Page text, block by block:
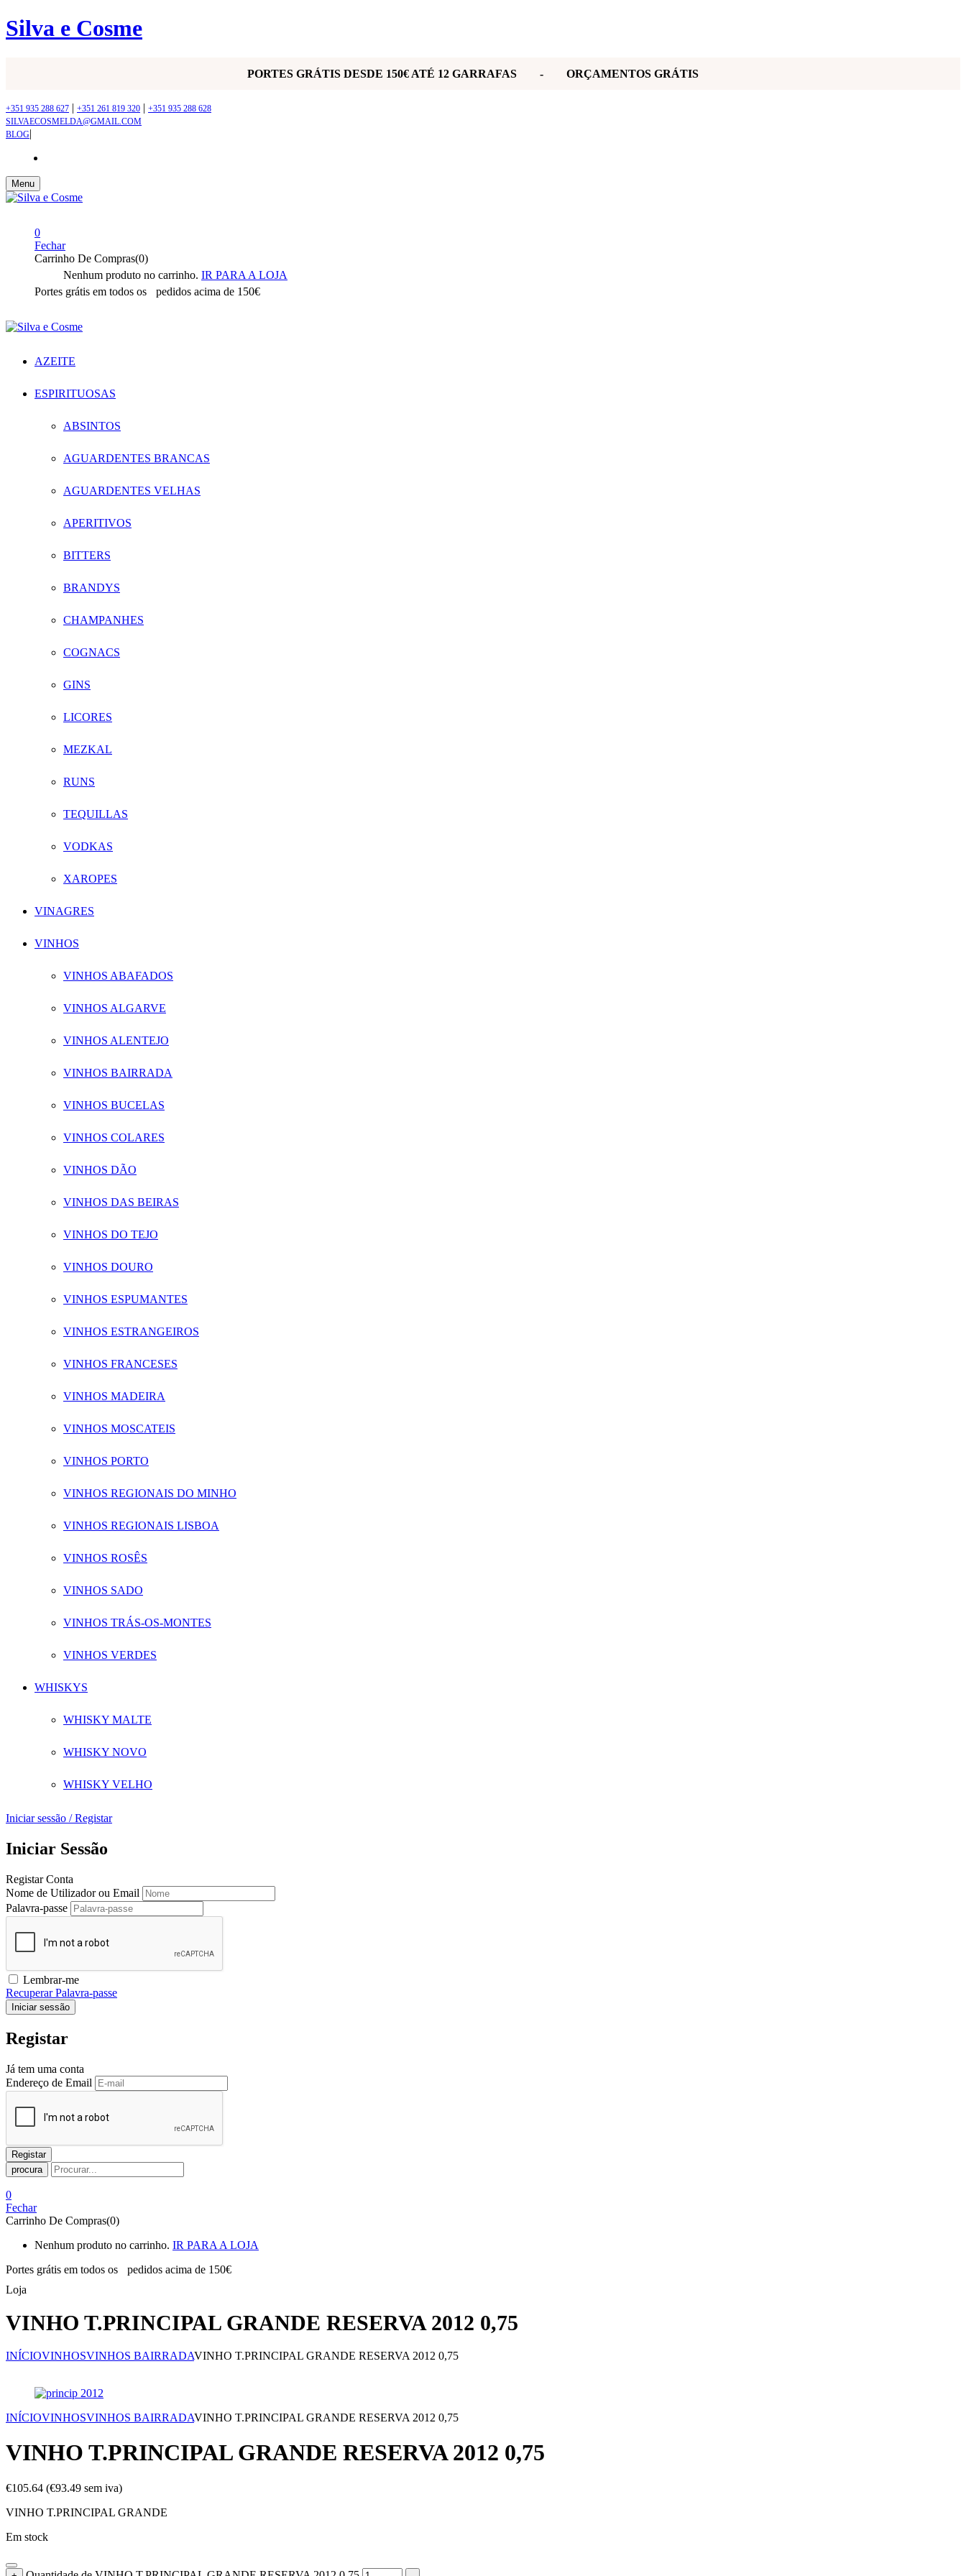
Silva e Cosme
PORTES GRÁTIS DESDE 150€ ATÉ 12 GARRAFAS - ORÇAMENTOS GRÁTIS
+351 935 288 627 | +351 261 819 320 | +351 935 288 628
SILVAECOSMELDA@GMAIL.COM
BLOG|
Menu
0
Fechar
Carrinho De Compras(0)
Nenhum produto no carrinho. IR PARA A LOJA
Portes grátis em todos os
pedidos acima de 150€
AZEITE
ESPIRITUOSAS
ABSINTOS
AGUARDENTES BRANCAS
AGUARDENTES VELHAS
APERITIVOS
BITTERS
BRANDYS
CHAMPANHES
COGNACS
GINS
LICORES
MEZKAL
RUNS
TEQUILLAS
VODKAS
XAROPES
VINAGRES
VINHOS
VINHOS ABAFADOS
VINHOS ALGARVE
VINHOS ALENTEJO
VINHOS BAIRRADA
VINHOS BUCELAS
VINHOS COLARES
VINHOS DÃO
VINHOS DAS BEIRAS
VINHOS DO TEJO
VINHOS DOURO
VINHOS ESPUMANTES
VINHOS ESTRANGEIROS
VINHOS FRANCESES
VINHOS MADEIRA
VINHOS MOSCATEIS
VINHOS PORTO
VINHOS REGIONAIS DO MINHO
VINHOS REGIONAIS LISBOA
VINHOS ROSÊS
VINHOS SADO
VINHOS TRÁS-OS-MONTES
VINHOS VERDES
WHISKYS
WHISKY MALTE
WHISKY NOVO
WHISKY VELHO
Iniciar sessão / Registar
Iniciar Sessão
Registar Conta
Nome de Utilizador ou Email
Palavra-passe
Lembrar-me
Recuperar Palavra-passe
Registar
Já tem uma conta
Endereço de Email
procura
0
Fechar
Carrinho De Compras(0)
Nenhum produto no carrinho. IR PARA A LOJA
Portes grátis em todos os
pedidos acima de 150€
Loja
VINHO T.PRINCIPAL GRANDE RESERVA 2012 0,75
INÍCIOVINHOSVINHOS BAIRRADAVINHO T.PRINCIPAL GRANDE RESERVA 2012 0,75
INÍCIOVINHOSVINHOS BAIRRADAVINHO T.PRINCIPAL GRANDE RESERVA 2012 0,75
VINHO T.PRINCIPAL GRANDE RESERVA 2012 0,75
€105.64 (€93.49 sem iva)
VINHO T.PRINCIPAL GRANDE
Em stock